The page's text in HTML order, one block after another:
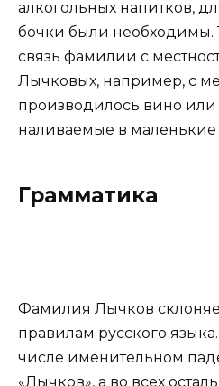
алкогольных напитков,
бочки были необходимы.
связь фамилии с
Лычковых, например, с
производилось вино или
наливаемые в маленькие
Грамматика
Фамилия Лычков
правилам русского
числе именительном
«Лычков», а во всех